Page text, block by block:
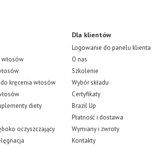
kręcenia włosów
diety
oczyszczający
Dla klientów
Logowanie do panelu klienta
O nas
Szkolenie
Wybór składu
Certyfikaty
Brazil Up
Płatność i dostawa
Wymiany i zwroty
Kontakty